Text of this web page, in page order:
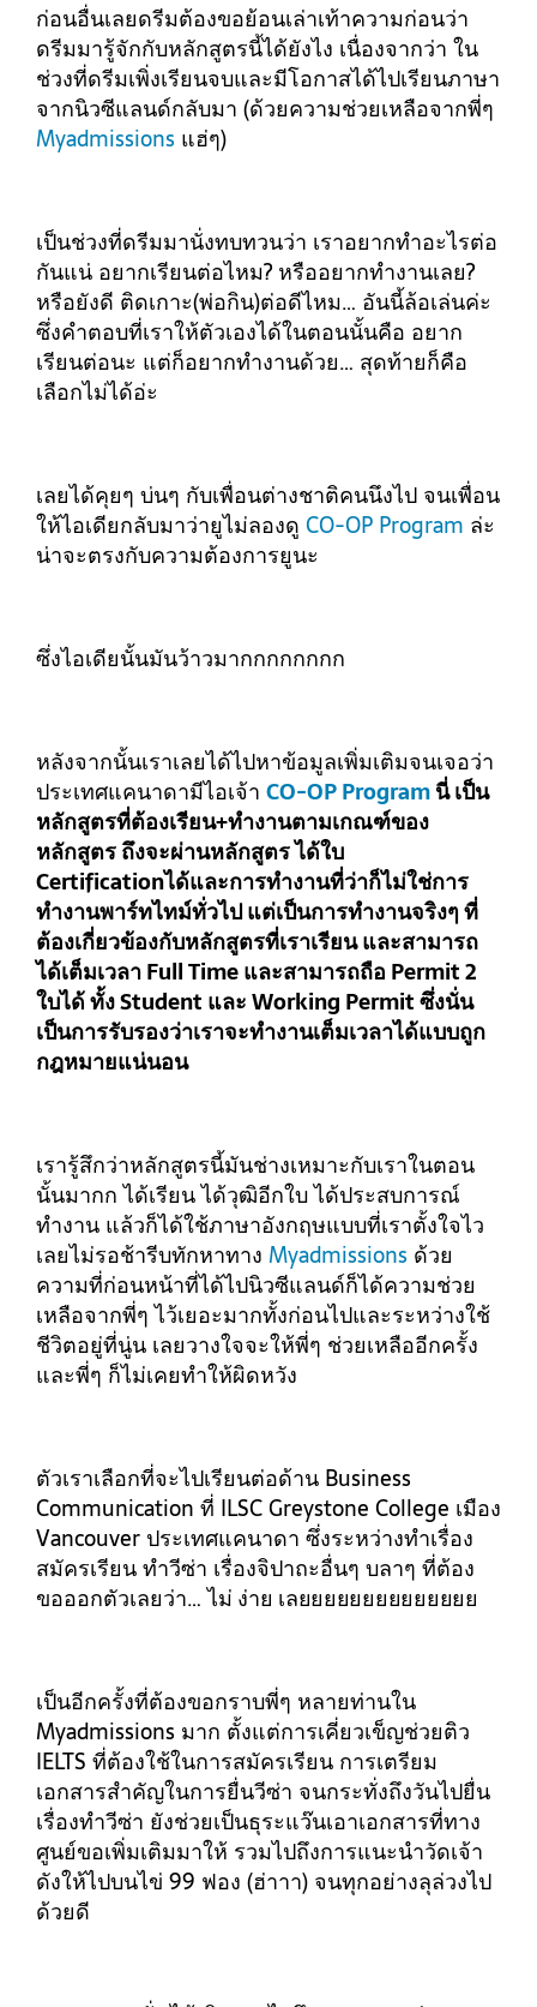
ก่อนอื่นเลยดรีมต้องขอย้อนเล่าเท้าความก่อนว่า
ดรีมมารู้จักกับหลักสูตรนี้ได้ยังไง เนื่องจากว่า ใน
ช่วงที่ดรีมเพิ่งเรียนจบและมีโอกาสได้ไปเรียนภาษา
จากนิวซีแลนด์กลับมา (ด้วยความช่วยเหลือจากพี่ๆ
Myadmissions แฮ่ๆ)
เป็นช่วงที่ดรีมมานั่งทบทวนว่า เราอยากทำอะไรต่อ
กันแน่ อยากเรียนต่อไหม? หรืออยากทำงานเลย?
หรือยังดี ติดเกาะ(พ่อกิน)ต่อดีไหม… อันนี้ล้อเล่นค่ะ
ซึ่งคำตอบที่เราให้ตัวเองได้ในตอนนั้นคือ อยาก
เรียนต่อนะ แต่ก็อยากทำงานด้วย… สุดท้ายก็คือ
เลือกไม่ได้อ่ะ
เลยได้คุยๆ บ่นๆ กับเพื่อนต่างชาติคนนึงไป จนเพื่อน
ให้ไอเดียกลับมาว่ายูไม่ลองดู CO-OP Program ล่ะ
น่าจะตรงกับความต้องการยูนะ
ซึ่งไอเดียนั้นมันว้าวมากกกกกกกก
หลังจากนั้นเราเลยได้ไปหาข้อมูลเพิ่มเติมจนเจอว่า
ประเทศแคนาดามีไอเจ้า CO-OP Programนี่ เป็น
หลักสูตรที่ต้องเรียน+ทำงานตามเกณฑ์ของ
หลักสูตร ถึงจะผ่านหลักสูตร ได้ใบ
Certificationได้และการทำงานที่ว่าก็ไม่ใช่การ
ทำงานพาร์ทไทม์ทั่วไป แต่เป็นการทำงานจริงๆ ที่
ต้องเกี่ยวข้องกับหลักสูตรที่เราเรียน และสามารถ
ได้เต็มเวลา Full Time และสามารถถือ Permit 2
ใบได้ ทั้ง Student และ Working Permit ซึ่งนั่น
เป็นการรับรองว่าเราจะทำงานเต็มเวลาได้แบบถูก
กฎหมายแน่นอน
เรารู้สึกว่าหลักสูตรนี้มันช่างเหมาะกับเราในตอน
นั้นมากก ได้เรียน ได้วุฒิอีกใบ ได้ประสบการณ์
ทำงาน แล้วก็ได้ใช้ภาษาอังกฤษแบบที่เราตั้งใจไว
เลยไม่รอช้ารีบทักหาทาง Myadmissions ด้วย
ความที่ก่อนหน้าที่ได้ไปนิวซีแลนด์ก็ได้ความช่วย
เหลือจากพี่ๆ ไว้เยอะมากทั้งก่อนไปและระหว่างใช้
ชีวิตอยู่ที่นู่น เลยวางใจจะให้พี่ๆ ช่วยเหลืออีกครั้ง
และพี่ๆ ก็ไม่เคยทำให้ผิดหวัง
ตัวเราเลือกที่จะไปเรียนต่อด้าน Business
Communication ที่ ILSC Greystone College เมือง
Vancouver ประเทศแคนาดา ซึ่งระหว่างทำเรื่อง
สมัครเรียน ทำวีซ่า เรื่องจิปาถะอื่นๆ บลาๆ ที่ต้อง
ขอออกตัวเลยว่า…ไม่ ง่าย เลยยยยยยยยยยยยยย
เป็นอีกครั้งที่ต้องขอกราบพี่ๆ หลายท่านใน
Myadmissions มาก ตั้งแต่การเคี่ยวเข็ญช่วยติว
IELTS ที่ต้องใช้ในการสมัครเรียน การเตรียม
เอกสารสำคัญในการยื่นวีซ่า จนกระทั่งถึงวันไปยื่น
เรื่องทำวีซ่า ยังช่วยเป็นธุระแว๊นเอาเอกสารที่ทาง
ศูนย์ขอเพิ่มเติมมาให้ รวมไปถึงการแนะนำวัดเจ้า
ดังให้ไปบนไข่ 99 ฟอง (ฮ่าาา) จนทุกอย่างลุล่วงไป
ด้วยดี